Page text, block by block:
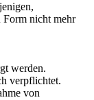
Form nicht mehr
werden.
verpflichtet.
von